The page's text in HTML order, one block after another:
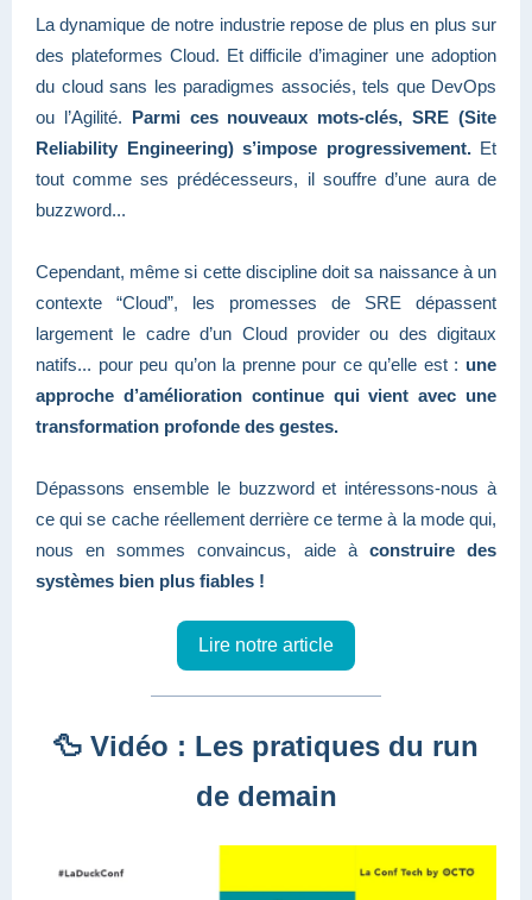
La dynamique de notre industrie repose de plus en plus sur
des plateformes Cloud. Et difficile d’imaginer une adoption
du cloud sans les paradigmes associés, tels que DevOps
ou l’Agilité. Parmi ces nouveaux mots-clés, SRE (Site
Reliability Engineering) s’impose progressivement. Et
tout comme ses prédécesseurs, il souffre d’une aura de
buzzword...
Cependant, même si cette discipline doit sa naissance à un
contexte “Cloud”, les promesses de SRE dépassent
largement le cadre d’un Cloud provider ou des digitaux
natifs... pour peu qu’on la prenne pour ce qu’elle est : une
approche d’amélioration continue qui vient avec une
transformation profonde des gestes.
Dépassons ensemble le buzzword et intéressons-nous à
ce qui se cache réellement derrière ce terme à la mode qui,
nous en sommes convaincus, aide à construire des
systèmes bien plus fiables !
Lire notre article
🦆 Vidéo : Les pratiques du run
de demain